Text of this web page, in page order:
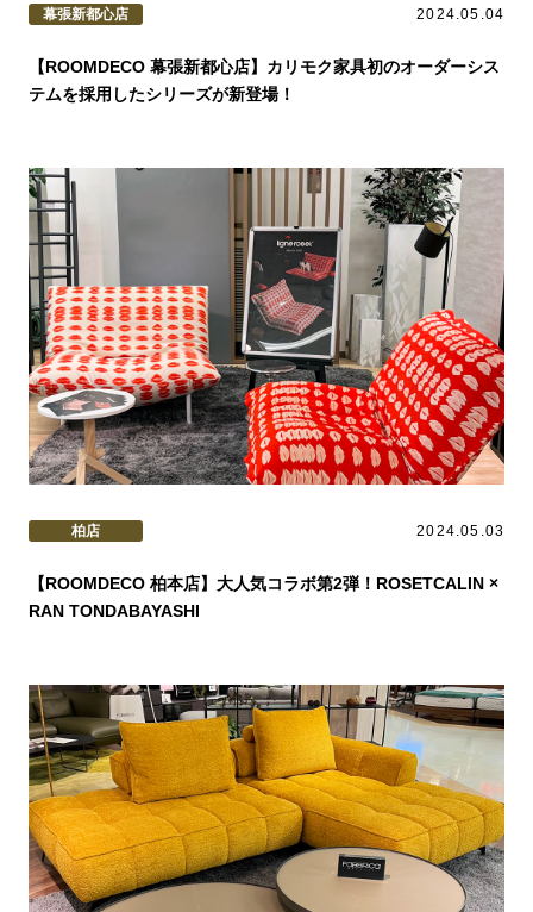
幕張新都心店 2024.05.04
【ROOMDECO 幕張新都心店】カリモク家具初のオーダーシス
テムを採用したシリーズが新登場！
柏店 2024.05.03
【ROOMDECO 柏本店】大人気コラボ第2弾！ROSETCALIN ×
RAN TONDABAYASHI